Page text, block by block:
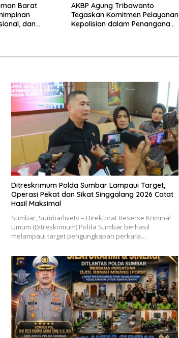
Barat
dan
AKBP Agung Tribawanto
Tegaskan Komitmen Pelayanan
Kepolisian dalam Penanganan
Ditreskrimum Polda Sumbar Lampaui Target,
Operasi Pekat dan Sikat Singgalang 2026 Catat
Hasil Maksimal
Sumbar, Sumbarlivetv – Direktorat Reserse Kriminal
Umum (Ditreskrimum) Polda Sumbar berhasil
melampaui target pengungkapan perkara…